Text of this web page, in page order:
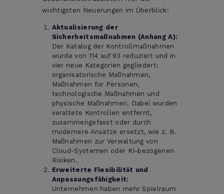
wichtigsten Neuerungen im Überblick:
Aktualisierung der
Sicherheitsmaßnahmen (Anhang A):
Der Katalog der Kontrollmaßnahmen
wurde von 114 auf 93 reduziert und in
vier neue Kategorien gegliedert:
organisatorische Maßnahmen,
Maßnahmen für Personen,
technologische Maßnahmen und
physische Maßnahmen. Dabei wurden
veraltete Kontrollen entfernt,
zusammengefasst oder durch
modernere Ansätze ersetzt, wie z. B.
Maßnahmen zur Verwaltung von
Cloud-Systemen oder KI-bezogenen
Risiken.
Erweiterte Flexibilität und
Anpassungsfähigkeit:
Unternehmen haben mehr Spielraum